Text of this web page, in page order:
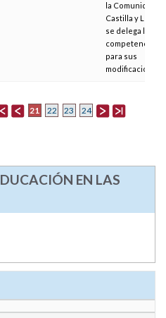
la Comunidad
Castilla y León y
se delega la
competencia
para sus
modificaciones
21 22 23 24
EN LAS